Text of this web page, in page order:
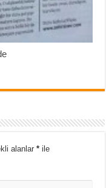
alanlar* ile